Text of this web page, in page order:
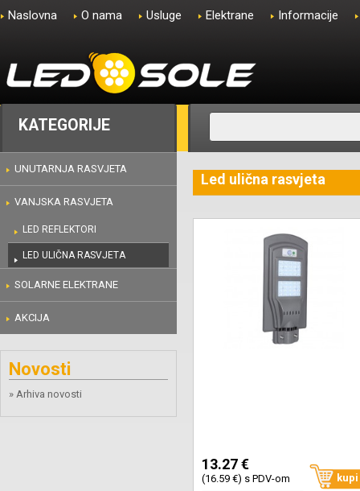
Naslovna O nama Usluge Elektrane Informacije
KATEGORIJE
UNUTARNJA RASVJETA
VANJSKA RASVJETA
LED REFLEKTORI
LED ULIČNA RASVJETA
SOLARNE ELEKTRANE
AKCIJA
Novosti
» Arhiva novosti
Led ulična rasvjeta
13.27 €
(16.59 €) s PDV-om kupi